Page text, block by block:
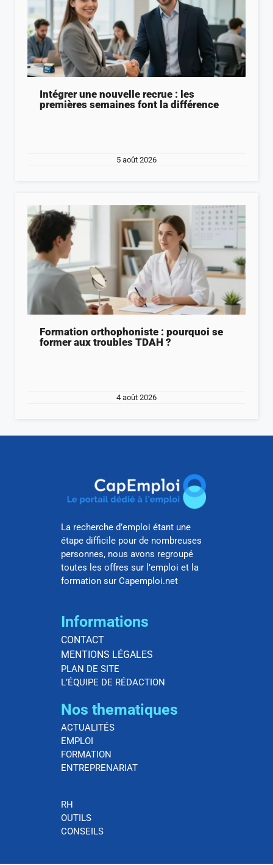
Intégrer une nouvelle recrue : les
premières semaines font la différence
5 août 2026
Formation orthophoniste : pourquoi se
former aux troubles TDAH ?
4 août 2026
La recherche d’emploi étant une
étape difficile pour de nombreuses
personnes, nous avons regroupé
toutes les offres sur l’emploi et la
formation sur Capemploi.net
Informations
CONTACT
MENTIONS LÉGALES
PLAN DE SITE
L’ÉQUIPE DE RÉDACTION
Nos thematiques
ACTUALITÉS
EMPLOI
FORMATION
ENTREPRENARIAT
RH
OUTILS
CONSEILS